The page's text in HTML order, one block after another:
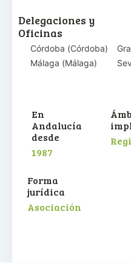
Delegaciones y
Oficinas
Córdoba (Córdoba)
Málaga (Málaga)
En
Andalucía
desde
1987
Forma
jurídica
Asociación